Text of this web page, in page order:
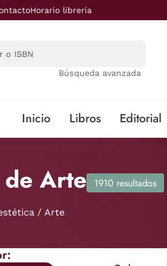
Horario librería
Búsqueda avanzada
Inicio Libros Editorial
Arte 1910 resultados
Arte